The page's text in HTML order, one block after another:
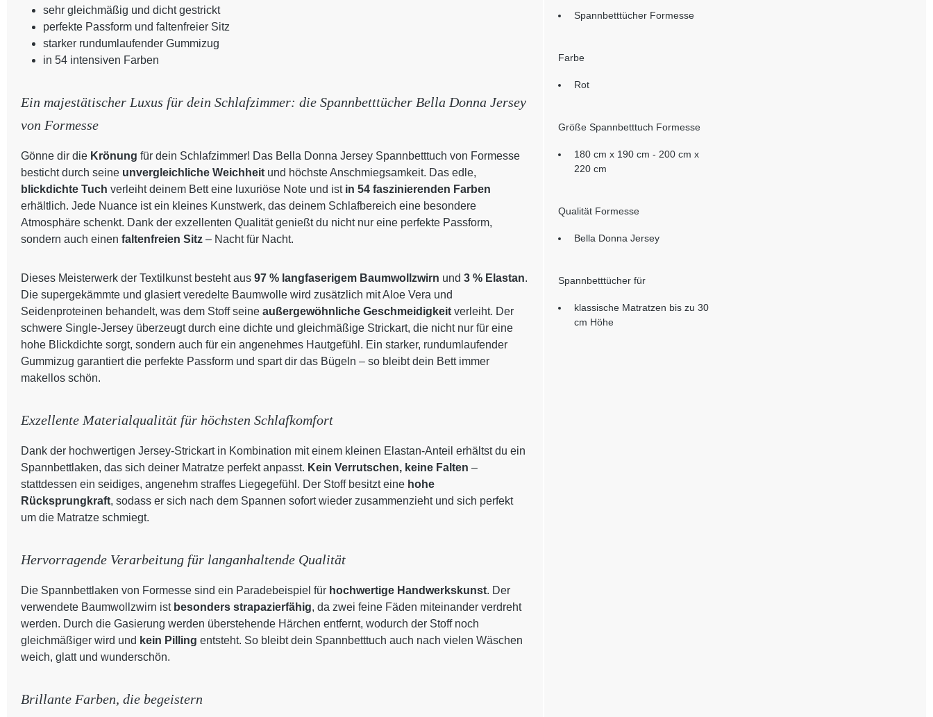
sehr gleichmäßig und dicht gestrickt
perfekte Passform und faltenfreier Sitz
starker rundumlaufender Gummizug
in 54 intensiven Farben
Ein majestätischer Luxus für dein Schlafzimmer: die Spannbetttücher Bella Donna Jersey
von Formesse
Gönne dir die Krönung für dein Schlafzimmer! Das Bella Donna Jersey Spannbetttuch von Formesse
besticht durch seine unvergleichliche Weichheit und höchste Anschmiegsamkeit. Das edle,
blickdichte Tuch verleiht deinem Bett eine luxuriöse Note und ist in 54 faszinierenden Farben
erhältlich. Jede Nuance ist ein kleines Kunstwerk, das deinem Schlafbereich eine besondere
Atmosphäre schenkt. Dank der exzellenten Qualität genießt du nicht nur eine perfekte Passform,
sondern auch einen faltenfreien Sitz – Nacht für Nacht.
Dieses Meisterwerk der Textilkunst besteht aus 97 % langfaserigem Baumwollzwirn und 3 % Elastan.
Die supergekämmte und glasiert veredelte Baumwolle wird zusätzlich mit Aloe Vera und
Seidenproteinen behandelt, was dem Stoff seine außergewöhnliche Geschmeidigkeit verleiht. Der
schwere Single-Jersey überzeugt durch eine dichte und gleichmäßige Strickart, die nicht nur für eine
hohe Blickdichte sorgt, sondern auch für ein angenehmes Hautgefühl. Ein starker, rundumlaufender
Gummizug garantiert die perfekte Passform und spart dir das Bügeln – so bleibt dein Bett immer
makellos schön.
Exzellente Materialqualität für höchsten Schlafkomfort
Dank der hochwertigen Jersey-Strickart in Kombination mit einem kleinen Elastan-Anteil erhältst du ein
Spannbettlaken, das sich deiner Matratze perfekt anpasst. Kein Verrutschen, keine Falten –
stattdessen ein seidiges, angenehm straffes Liegegefühl. Der Stoff besitzt eine hohe
Rücksprungkraft, sodass er sich nach dem Spannen sofort wieder zusammenzieht und sich perfekt
um die Matratze schmiegt.
Hervorragende Verarbeitung für langanhaltende Qualität
Die Spannbettlaken von Formesse sind ein Paradebeispiel für hochwertige Handwerkskunst. Der
verwendete Baumwollzwirn ist besonders strapazierfähig, da zwei feine Fäden miteinander verdreht
werden. Durch die Gasierung werden überstehende Härchen entfernt, wodurch der Stoff noch
gleichmäßiger wird und kein Pilling entsteht. So bleibt dein Spannbetttuch auch nach vielen Wäschen
weich, glatt und wunderschön.
Brillante Farben, die begeistern
Spannbetttücher Formesse
Farbe
Rot
Größe Spannbetttuch Formesse
180 cm x 190 cm - 200 cm x
220 cm
Qualität Formesse
Bella Donna Jersey
Spannbetttücher für
klassische Matratzen bis zu 30
cm Höhe